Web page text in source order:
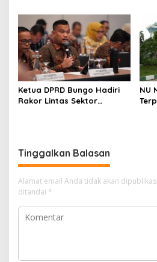
Ketua DPRD Bungo Hadiri
Rakor Lintas Sektor
NU
Tinggalkan Balasan
Alamat email Anda tidak akan
ditandai *